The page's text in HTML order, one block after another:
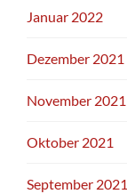
Januar 2022
Dezember 2021
November 2021
Oktober 2021
September 2021